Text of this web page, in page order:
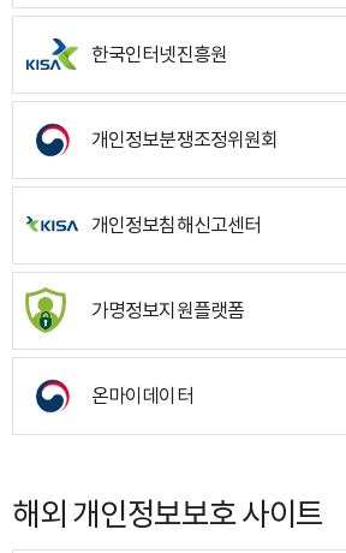
한국인터넷진흥원
개인정보분쟁조정위원회
개인정보침해신고센터
가명정보지원플랫폼
온마이데이터
해외 개인정보보호 사이트